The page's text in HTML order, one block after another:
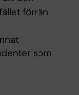
förrän
som